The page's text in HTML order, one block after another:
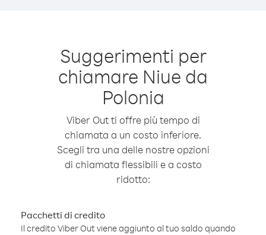
Suggerimenti per
chiamare Niue da
Polonia
Viber Out ti offre più tempo di
chiamata a un costo inferiore.
Scegli tra una delle nostre opzioni
di chiamata flessibili e a costo
ridotto:
Pacchetti di credito
Il credito Viber Out viene aggiunto al tuo saldo quando